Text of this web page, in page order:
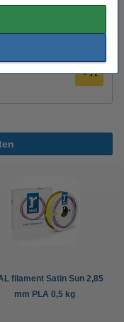
| K240 |
filament Satin Sun 2,85
mm PLA 0,5 kg